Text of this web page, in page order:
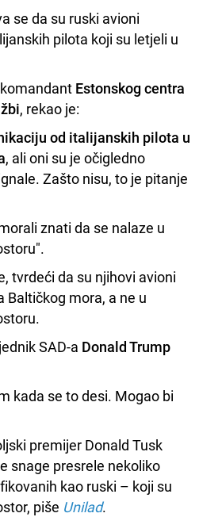
se da su ruski avioni
pilota koji su letjeli u
Estonskog centra
, rekao je:
od italijanskih pilota u
, ali oni su je očigledno
Zašto nisu, to je pitanje
znati da se nalaze u
tvrdeći da su njihovi avioni
Baltičkog mora, a ne u
SAD-a Donald Trump
kada se to desi. Mogao bi
premijer Donald Tusk
snage presrele nekoliko
kao ruski – koji su
piše Unilad.